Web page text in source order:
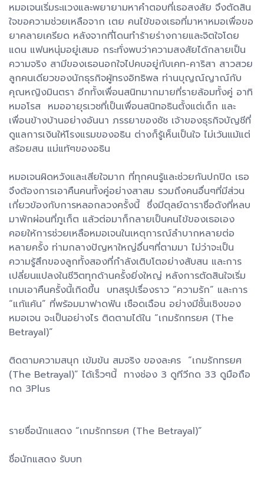
หมอเจนเริ่มระแวงและพยายามหาคำตอบที่เธอสงสัย จึงตัดสิน
ใจขอความช่วยเหลือจาก เตย คนไข้ของเธอที่มาหาหมอเพื่อขอ
ยาคลายเครียด หลังจากที่โดนทำร้ายร่างกายและจิตใจโดย
แดน แฟนหนุ่มอยู่เสมอ กระทั่งพบว่าความสงสัยได้กลายเป็น
ความจริง สามีของเธอนอกใจไปคบอยู่กับเคท-คาริสา สาวสวย
ลูกคนเดียวของนักธุรกิจผู้ทรงอิทธิพล ท่านบุญณ์ญาณ์กับ
คุณหญิงมินตรา อีกทั้งเพื่อนสนิทมากมายที่รายล้อมทั้งคู่ อาทิ
หมอโรส หมออายุรเวชที่เป็นเพื่อนสนิทอธินตั้งแต่เด็ก และ
เพื่อนข้างบ้านอย่างอันนา ภรรยาของชัช เจ้าของธุรกิจบัญชีที่
ดูแลการเงินให้โรงแรมของอธิน ต่างก็รู้เห็นเป็นใจ ไม่เว้นแม้แต่
สร้อยสน แม่แท้ๆของอธิน
หมอเจนผิดหวังและเสียใจมาก ที่ทุกคนรู้และช่วยกันปกปิด เธอ
จึงต้องการเอาคืนคนทั้งคู่อย่างสาสม รวมถึงคนอื่นๆที่มีส่วน
เกี่ยวข้องกับการหลอกลวงครั้งนี้ ซึ่งมีตุลย์ดาราชื่อดังที่หลบ
มาพักผ่อนที่ภูเก็ต แล้วต่อมาก็กลายเป็นคนไข้ของเธอเอง
คอยให้การช่วยเหลือหมอเจนในเหตุการณ์ลำบากหลายต่อ
หลายครั้ง ท่ามกลางปัญหาใหญ่อื่นๆที่ตามมา ไม่ว่าจะเป็น
ความรู้สึกของลูกทั้งสองที่กำลังเติบโตอย่างสับสน และการ
เปลี่ยนแปลงในชีวิตทุกด้านครั้งยิ่งใหญ่ หลังการตัดสินใจเริ่ม
เกมเอาคืนครั้งนี้เกิดขึ้น บทสรุปเรื่องราว “ความรัก” และการ
“แก้แค้น” ที่พร้อมมาฟาดฟัน เชือดเฉือน อย่างมีชั้นเชิงของ
หมอเจน จะเป็นอย่างไร ติดตามได้ใน “เกมรักทรยศ (The
Betrayal)”
ติดตามความสนุก เข้มข้น สมจริง ของละคร “เกมรักทรยศ
(The Betrayal)” ได้เร็วๆนี้ ทางช่อง 3 ดูทีวีกด 33 ดูมือถือ
กด 3Plus
รายชื่อนักแสดง “เกมรักทรยศ (The Betrayal)”
ชื่อนักแสดง รับบท